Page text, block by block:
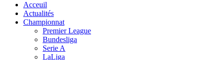
Acceuil
Actualités
Championnat
Premier League
Bundesliga
Serie A
LaLiga